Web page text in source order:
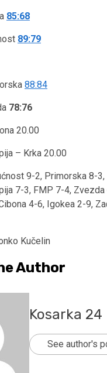
85:68
89:79
88:84
78:76
20.00
– Krka 20.00
9-2, Primorska 8-
7-3, FMP 7-4, Zvezda
4-6, Igokea 2-9,
Kučelin
Author
Kosarka 24
See author's